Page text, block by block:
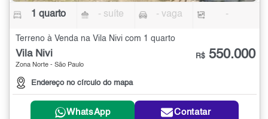
1 quarto - suíte - vaga -
Terreno à Venda na Vila Nivi com 1 quarto
Vila Nivi
Zona Norte - São Paulo
Endereço no círculo do mapa
R$ 550.000
WhatsApp Contatar